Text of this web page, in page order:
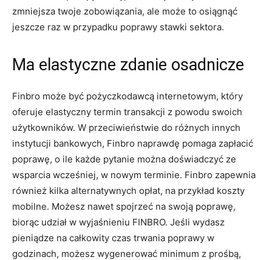
zmniejsza twoje zobowiązania, ale może to osiągnąć
jeszcze raz w przypadku poprawy stawki sektora.
Ma elastyczne zdanie osadnicze
Finbro może być pożyczkodawcą internetowym, który
oferuje elastyczny termin transakcji z powodu swoich
użytkowników. W przeciwieństwie do różnych innych
instytucji bankowych, Finbro naprawdę pomaga zapłacić
poprawę, o ile każde pytanie można doświadczyć ze
wsparcia wcześniej, w nowym terminie. Finbro zapewnia
również kilka alternatywnych opłat, na przykład koszty
mobilne. Możesz nawet spojrzeć na swoją poprawę,
biorąc udział w wyjaśnieniu FINBRO. Jeśli wydasz
pieniądze na całkowity czas trwania poprawy w
godzinach, możesz wygenerować minimum z prośbą,